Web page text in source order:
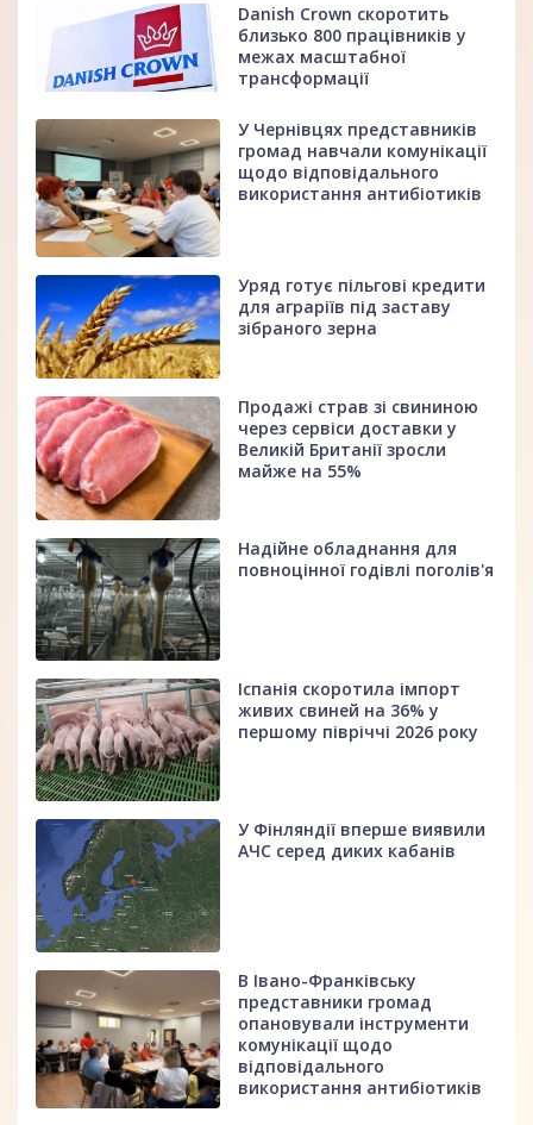
Danish Crown скоротить
близько 800 працівників у
межах масштабної
трансформації
У Чернівцях представників
громад навчали комунікації
щодо відповідального
використання антибіотиків
Уряд готує пільгові кредити
для аграріїв під заставу
зібраного зерна
Продажі страв зі свининою
через сервіси доставки у
Великій Британії зросли
майже на 55%
Надійне обладнання для
повноцінної годівлі поголів'я
Іспанія скоротила імпорт
живих свиней на 36% у
першому півріччі 2026 року
У Фінляндії вперше виявили
АЧС серед диких кабанів
В Івано-Франківську
представники громад
опановували інструменти
комунікації щодо
відповідального
використання антибіотиків